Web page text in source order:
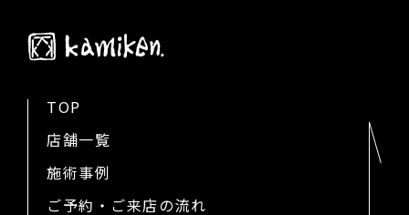
TOP
店舗一覧
施術事例
ご予約・ご来店の流れ